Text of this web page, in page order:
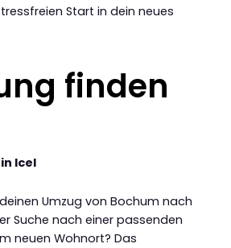
Start in dein neues
finden
Icel
Umzug von Bochum nach
Suche nach einer passenden
neuen Wohnort? Das